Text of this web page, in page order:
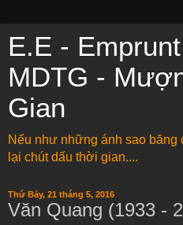
E.E -
MDTG -
Gian
Nếu như những ánh sao băng
lại chút dấu thời gian....
Thứ Bảy, 21 tháng 5, 2016
Văn Quang (1933 -